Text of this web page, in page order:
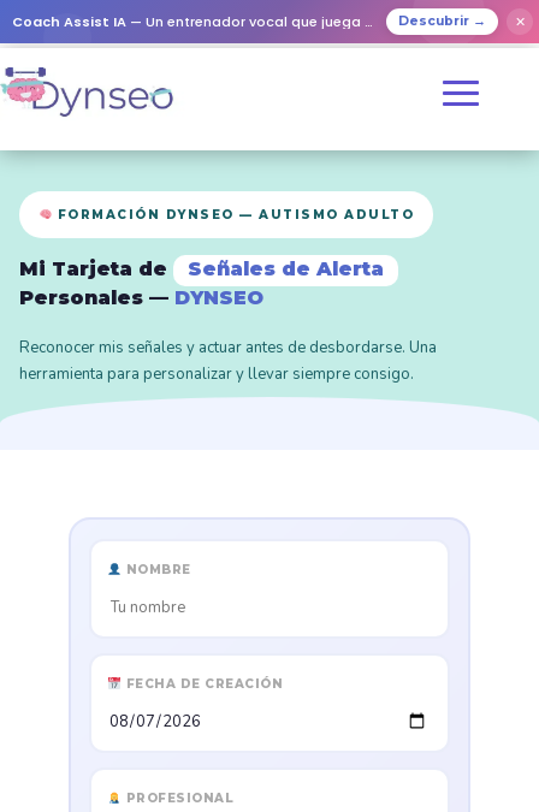
Coach Assist IA — Un entrenador vocal que juega con tus seres queridos Descubrir → ✕
FORMACIÓN DYNSEO — AUTISMO ADULTO
Mi Tarjeta de
Señales de Alerta
Personales — DYNSEO
Reconocer mis señales y actuar antes de desbordarse. Una
herramienta para personalizar y llevar siempre consigo.
NOMBRE
FECHA DE CREACIÓN
PROFESIONAL